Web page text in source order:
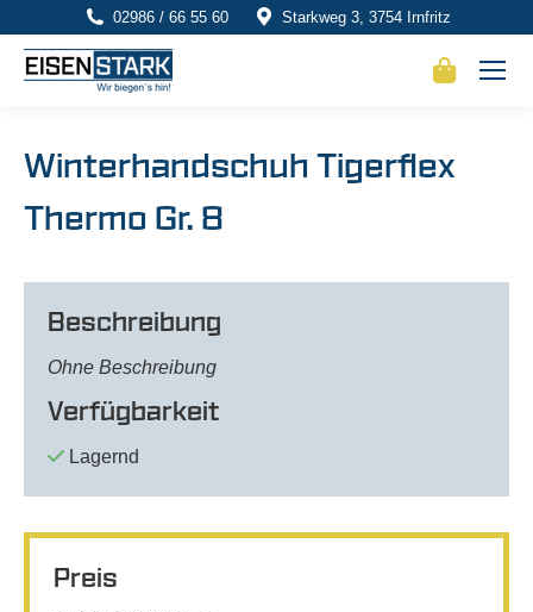
02986 / 66 55 60 Starkweg 3, 3754 Irnfritz
Winterhandschuh Tigerflex
Thermo Gr. 8
Beschreibung
Ohne Beschreibung
Verfügbarkeit
Lagernd
Preis